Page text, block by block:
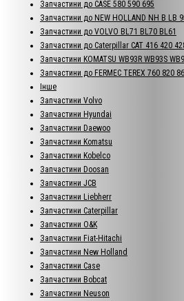
Запчастини до CASE 580 590 695
Запчастини до NEW HOLLAND NH B LB
Запчастини до VOLVO BL71 BL70 BL61
Запчастини до Caterpillar CAT 416 420
Запчастини KOMATSU WB93R WB93S
Запчастини до FERMEC TEREX 760 820
Інше
Запчастини Volvo
Запчастини Hyundai
Запчастини Daewoo
Запчастини Komatsu
Запчастини Kobelco
Запчастини Doosan
Запчастини JCB
Запчастини Liebherr
Запчастини Caterpillar
Запчастини O&K
Запчастини Fiat-Hitachi
Запчастини New Holland
Запчастини Case
Запчастини Bobcat
Запчастини Neuson